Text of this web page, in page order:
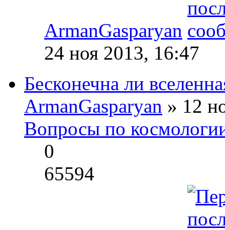
ArmanGasparyan
24 ноя 2013, 16:47
Бесконечна ли
ArmanGasparyan » 12
Вопросы по
0
65594